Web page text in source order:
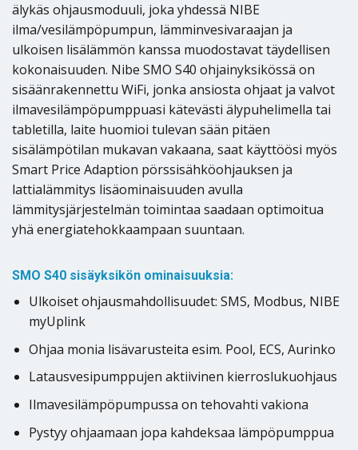
älykäs ohjausmoduuli, joka yhdessä NIBE
ilma/vesilämpöpumpun, lämminvesivaraajan ja
ulkoisen lisälämmön kanssa muodostavat täydellisen
kokonaisuuden. Nibe SMO S40 ohjainyksikössä on
sisäänrakennettu WiFi, jonka ansiosta ohjaat ja valvot
ilmavesilämpöpumppuasi kätevästi älypuhelimella tai
tabletilla, laite huomioi tulevan sään pitäen
sisälämpötilan mukavan vakaana, saat käyttöösi myös
Smart Price Adaption pörssisähköohjauksen ja
lattialämmitys lisäominaisuuden avulla
lämmitysjärjestelmän toimintaa saadaan optimoitua
yhä energiatehokkaampaan suuntaan.
SMO S40 sisäyksikön ominaisuuksia:
Ulkoiset ohjausmahdollisuudet: SMS, Modbus, NIBE
myUplink
Ohjaa monia lisävarusteita esim. Pool, ECS, Aurinko
Latausvesipumppujen aktiivinen kierroslukuohjaus
Ilmavesilämpöpumpussa on tehovahti vakiona
Pystyy ohjaamaan jopa kahdeksaa lämpöpumppua